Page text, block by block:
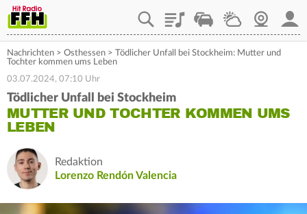
PlaylistStaupilotWetterWebcam
Nachrichten > Osthessen > Tödlicher Unfall bei Stockheim: Mutter und
Tochter kommen ums Leben
03.07.2024, 07:10 Uhr
Tödlicher Unfall bei Stockheim
MUTTER UND TOCHTER KOMMEN UMS
LEBEN
Redaktion
Lorenzo Rendón Valencia